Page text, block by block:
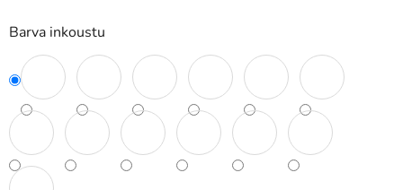
Barva inkoustu